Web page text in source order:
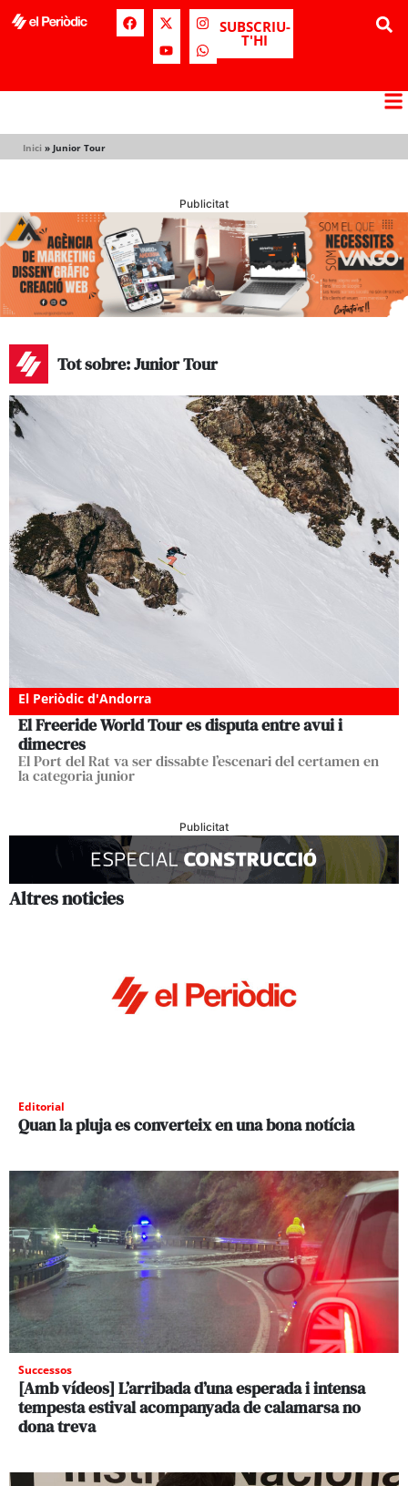
SUBSCRIU-
T'HI
Inici » Junior Tour
Publicitat
Tot sobre: Junior Tour
El Periòdic d'Andorra
El Freeride World Tour es disputa entre avui i
dimecres
El Port del Rat va ser dissabte l’escenari del certamen en
la categoria junior
Publicitat
Altres noticies
Editorial
Quan la pluja es converteix en una bona notícia
Successos
[Amb vídeos] L’arribada d’una esperada i intensa
tempesta estival acompanyada de calamarsa no
dona treva